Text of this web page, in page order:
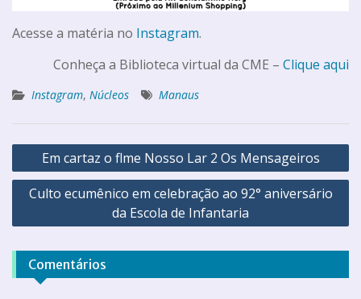
Acesse a matéria no Instagram.
Conheça a Biblioteca virtual da CME – Clique aqui
Instagram, Núcleos Manaus
Em cartaz o flme Nosso Lar 2 Os Mensageiros
Culto ecumênico em celebração ao 92° aniversário
da Escola de Infantaria
Comentários